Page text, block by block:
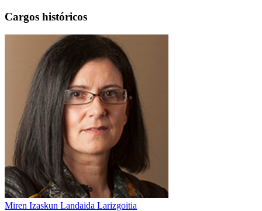
Cargos históricos
Miren Izaskun Landaida Larizgoitia